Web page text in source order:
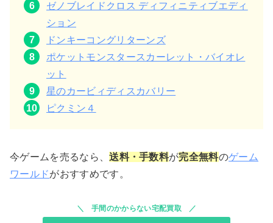
ゼノブレイドクロス ディフィニティブエディ
ション
ドンキーコングリターンズ
ポケットモンスタースカーレット・バイオレ
ット
星のカービィディスカバリー
ピクミン４
今ゲームを売るなら、送料・手数料が完全無料のゲーム
ワールドがおすすめです。
手間のかからない宅配買取